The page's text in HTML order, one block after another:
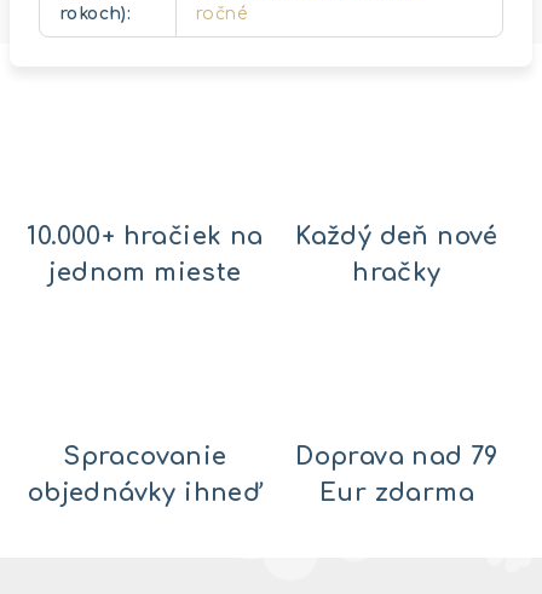
rokoch):
ročné
10.000+ hračiek na
jednom mieste
Každý deň nové
hračky
Spracovanie
objednávky ihneď
Doprava nad 79
Eur zdarma